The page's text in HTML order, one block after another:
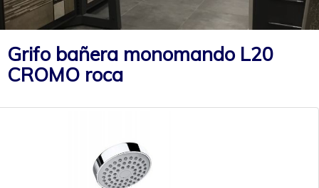
Grifo bañera monomando L20
CROMO roca